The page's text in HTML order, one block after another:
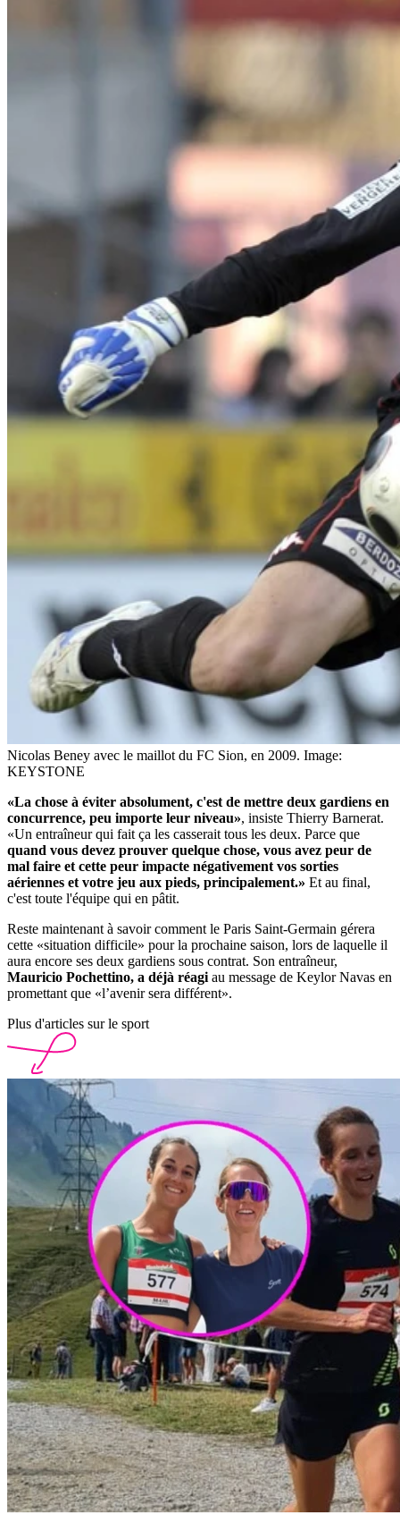
Nicolas Beney avec le maillot du FC Sion, en 2009. Image:
KEYSTONE
«La chose à éviter absolument, c'est de mettre deux gardiens en
concurrence, peu importe leur niveau», insiste Thierry Barnerat.
«Un entraîneur qui fait ça les casserait tous les deux. Parce que
quand vous devez prouver quelque chose, vous avez peur de
mal faire et cette peur impacte négativement vos sorties
aériennes et votre jeu aux pieds, principalement.» Et au final,
c'est toute l'équipe qui en pâtit.
Reste maintenant à savoir comment le Paris Saint-Germain gérera
cette «situation difficile» pour la prochaine saison, lors de laquelle il
aura encore ses deux gardiens sous contrat. Son entraîneur,
Mauricio Pochettino, a déjà réagi au message de Keylor Navas en
promettant que «l’avenir sera différent».
Plus d'articles sur le sport